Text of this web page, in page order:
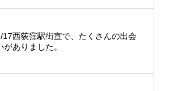
17西荻窪駅街宣で、たくさんの出会
がありました。